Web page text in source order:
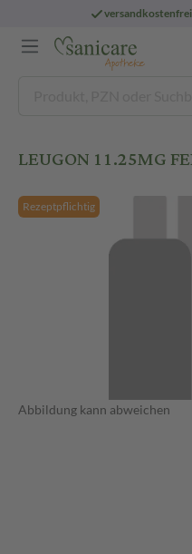
versandkostenfrei
LEUGON 11.25MG
Rezeptpflichtig
Abbildung kann abweichen